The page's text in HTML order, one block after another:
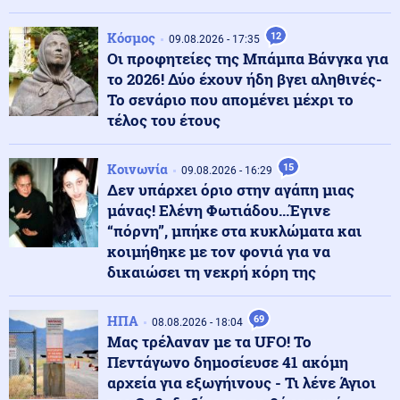
Κοινωνία 09.08.2026 - 23:08
Κυκλοφοριακές ρυθμίσεις στη λεωφόρο Σχιστού, λόγω
εκτέλεσης εργασιών
Ένοπλες Συρράξεις 09.08.2026 - 23:05
Νέες επιθέσεις των Χούθι στην πόλη Μόχα
Πολιτική 09.08.2026 - 23:02
«Ανήσυχο και ασυμβίβαστο πνεύμα»
Πολιτική 09.08.2026 - 22:51
ΣΥΡΙΖΑ για Νίκο Καλογερόπουλο: Υπηρέτησε την τέχνη
Κόσμος 09.08.2026 - 17:35 12
Οι προφητείες της Μπάμπα Βάνγκα για
το 2026! Δύο έχουν ήδη βγει αληθινές-
Το σενάριο που απομένει μέχρι το
τέλος του έτους
Κοινωνία 09.08.2026 - 16:29 15
Δεν υπάρχει όριο στην αγάπη μιας
μάνας! Ελένη Φωτιάδου...Έγινε
“πόρνη”, μπήκε στα κυκλώματα και
κοιμήθηκε με τον φονιά για να
δικαιώσει τη νεκρή κόρη της
ΗΠΑ 08.08.2026 - 18:04 69
Μας τρέλαναν με τα UFO! Το
Πεντάγωνο δημοσίευσε 41 ακόμη
αρχεία για εξωγήινους - Τι λένε Άγιοι